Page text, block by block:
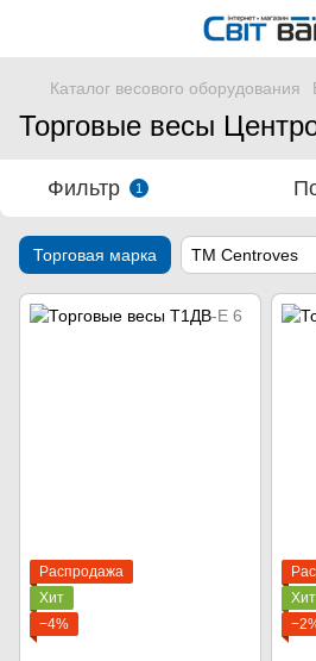
Каталог весового оборудования
Торговые весы
Фильтр 1
Торговая марка ТМ Centroves
Распродажа
Хит
−4%
Хит